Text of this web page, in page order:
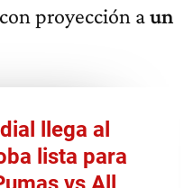
proyección aun
llega al
lista para